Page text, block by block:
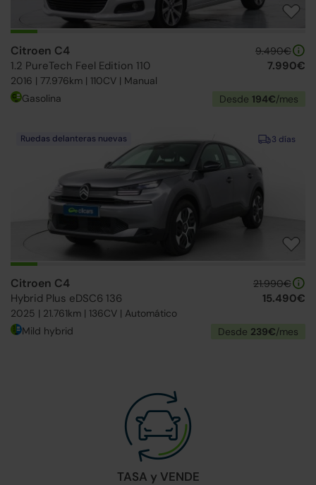
Citroen C4
1.2 PureTech Feel Edition 110
2016 | 77.976km | 110CV | Manual
9.490€
7.990€
Gasolina Desde 194€/mes
3 días
Ruedas delanteras nuevas
Citroen C4
Hybrid Plus eDSC6 136
2025 | 21.761km | 136CV | Automático
21.990€
15.490€
Mild hybrid Desde 239€/mes
TASA y VENDE